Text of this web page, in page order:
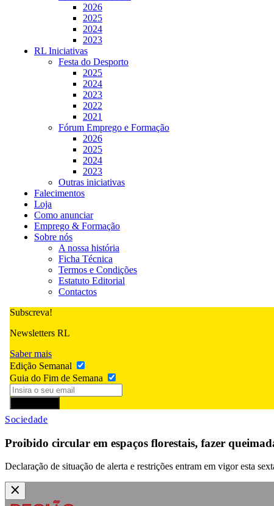
2026
2025
2024
2023
RL Iniciativas
Festa do Desporto
2025
2024
2023
2022
2021
Fórum Emprego e Formação
2026
2025
2024
2023
Outras iniciativas
Falecimentos
Loja
Como anunciar
Emprego & Formação
Sobre nós
A nossa história
Ficha Técnica
Termos e Condições
Estatuto Editorial
Contactos
Subscreva!
Newsletters RL
Saber mais
Edição Semanal
Guia do Fim de Semana
Sociedade
Proibido circular em espaços florestais, fazer
Declaração de situação de alerta e restrições entram em vigor esta